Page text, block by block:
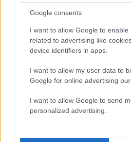
Google consents
I want to allow Google to enable
related to advertising like
device identifiers in apps.
I want to allow my user data to
Google for online advertising
I want to allow Google to send
personalized advertising.